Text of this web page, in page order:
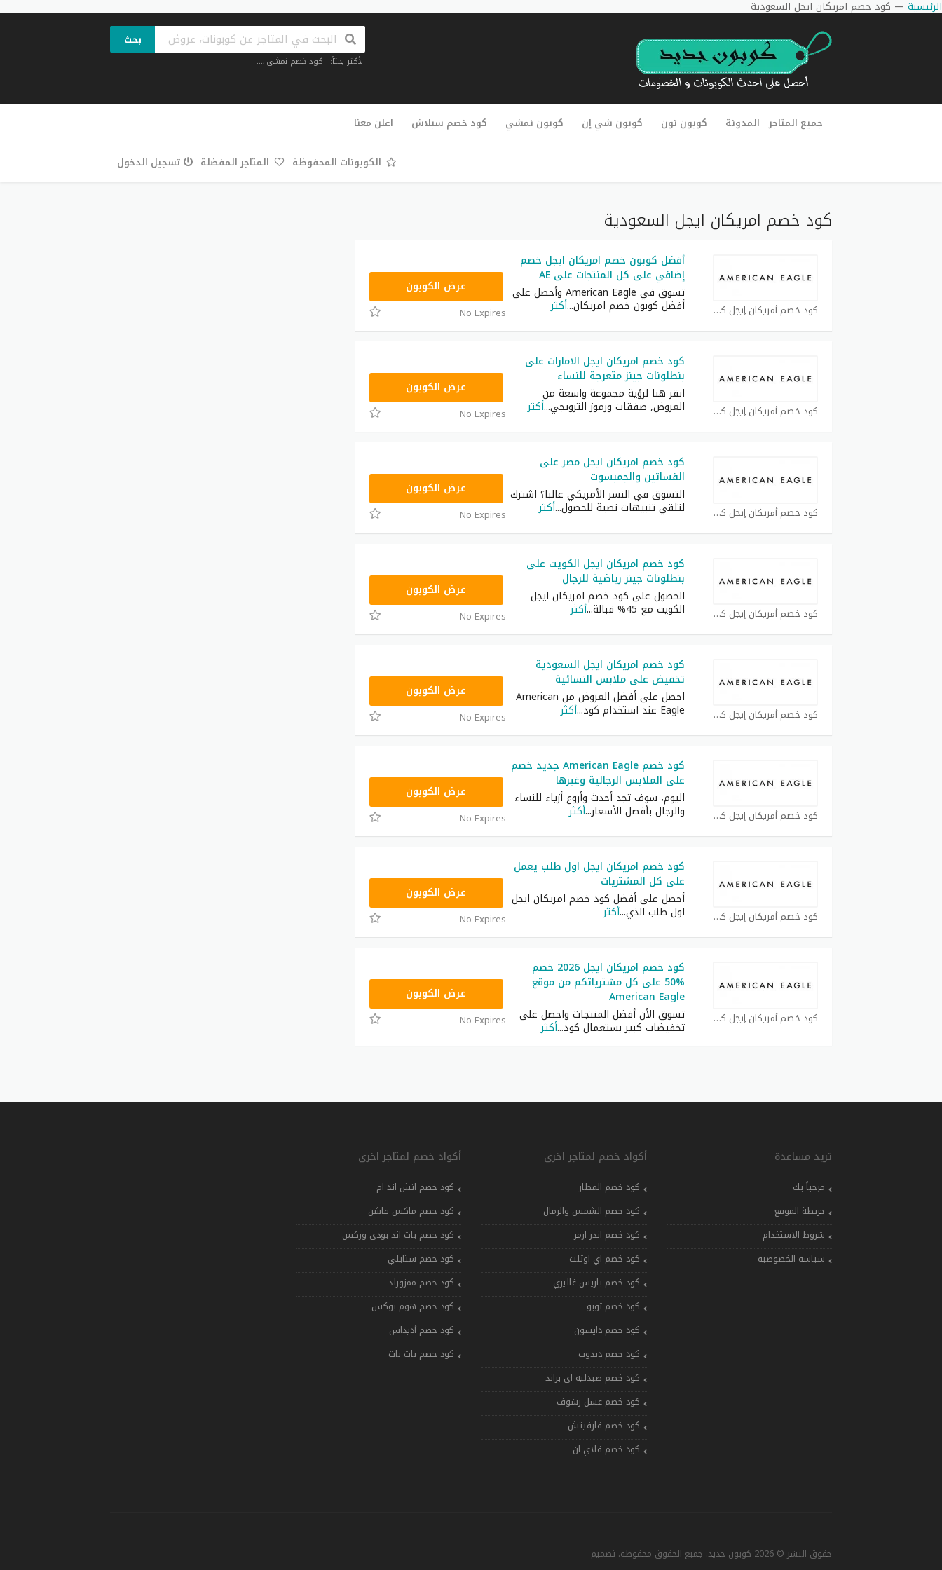
الرئيسية — كود خصم امريكان ايجل السعودية
بحث
الأكثر بحثاً: كود خصم نمشي,...
تخطي
جميع المتاجر المدونة كوبون نون كوبون شي إن كوبون نمشي كود خصم سبلاش اعلن معنا
الكوبونات المحفوظة المتاجر المفضلة تسجيل الدخول
كود خصم امريكان ايجل السعودية
كود خصم أمريكان إيجل كوبون
أفضل كوبون خصم امريكان ايجل خصم
إضافي على كل المنتجات على AE
تسوق في American Eagle وأحصل على
أفضل كوبون خصم امريكان...أكثر
AQVMعرض الكوبون
No Expires
كود خصم أمريكان إيجل كوبون
كود خصم امريكان ايجل الامارات على
بنطلونات جينز متعرجة للنساء
انقر هنا لرؤية مجموعة واسعة من
العروض, صفقات ورموز الترويجي...أكثر
عرض الكوبون
No Expires
كود خصم أمريكان إيجل كوبون
كود خصم امريكان ايجل مصر على
الفساتين والجمبسوت
التسوق في النسر الأمريكي غالبا؟ اشترك
لتلقي تنبيهات نصية للحصول...أكثر
AQVMعرض الكوبون
No Expires
كود خصم أمريكان إيجل كوبون
كود خصم امريكان ايجل الكويت على
بنطلونات جينز رياضية للرجال
الحصول على كود خصم امريكان ايجل
الكويت مع 45% قبالة ...أكثر
AQVMعرض الكوبون
No Expires
كود خصم أمريكان إيجل كوبون
كود خصم امريكان ايجل السعودية
تخفيض على ملابس النسائية
احصل على أفضل العروض من American
Eagle عند استخدام كود ...أكثر
AQVMعرض الكوبون
No Expires
كود خصم أمريكان إيجل كوبون
كود خصم American Eagle جديد خصم
على الملابس الرجالية وغيرها
اليوم، سوف تجد أحدث وأروع أزياء للنساء
والرجال بأفضل الأسعار...أكثر
AQVMعرض الكوبون
No Expires
كود خصم أمريكان إيجل كوبون
كود خصم امريكان ايجل اول طلب يعمل
على كل المشتريات
أحصل على أفضل كود خصم امريكان ايجل
اول طلب الذي...أكثر
AQVMعرض الكوبون
No Expires
كود خصم أمريكان إيجل كوبون
كود خصم امريكان ايجل 2026 خصم
%50 على كل مشترياتكم من موقع
American Eagle
تسوق الأن أفضل المنتجات واحصل على
تخفيضات كبير بستعمال كود...أكثر
AQVMعرض الكوبون
No Expires
تريد مساعدة
مرحباً بك
خريطة الموقع
شروط الاستخدام
سياسة الخصوصية
أكواد خصم لمتاجر اخرى
كود خصم المطار
كود خصم الشمس والرمال
كود خصم اندر ارمر
كود خصم اي اوتلت
كود خصم باريس غاليري
كود خصم تويو
كود خصم دايسون
كود خصم دبدوب
كود خصم صيدلية اي براند
كود خصم عسل رشوف
كود خصم فارفيتش
كود خصم فلاي ان
أكواد خصم لمتاجر اخرى
كود خصم اتش اند ام
كود خصم ماكس فاشن
كود خصم باث اند بودي وركس
كود خصم ستايلي
كود خصم ممزورلد
كود خصم هوم بوكس
كود خصم أديداس
كود خصم بات بات
حقوق النشر © 2026 كوبون جديد. جميع الحقوق محفوظة. تصميم